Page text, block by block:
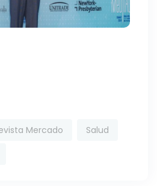
Mercado
Salud